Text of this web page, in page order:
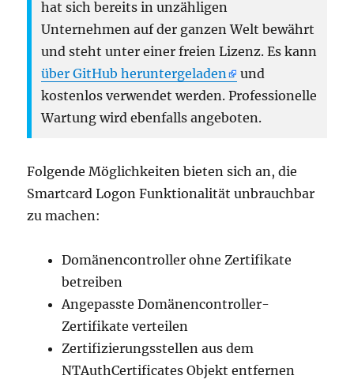
hat sich bereits in unzähligen
Unternehmen auf der ganzen Welt bewährt
und steht unter einer freien Lizenz. Es kann
über GitHub heruntergeladen
und
kostenlos verwendet werden. Professionelle
Wartung wird ebenfalls angeboten.
Folgende Möglichkeiten bieten sich an, die
Smartcard Logon Funktionalität unbrauchbar
zu machen:
Domänencontroller ohne Zertifikate
betreiben
Angepasste Domänencontroller-
Zertifikate verteilen
Zertifizierungsstellen aus dem
NTAuthCertificates Objekt entfernen